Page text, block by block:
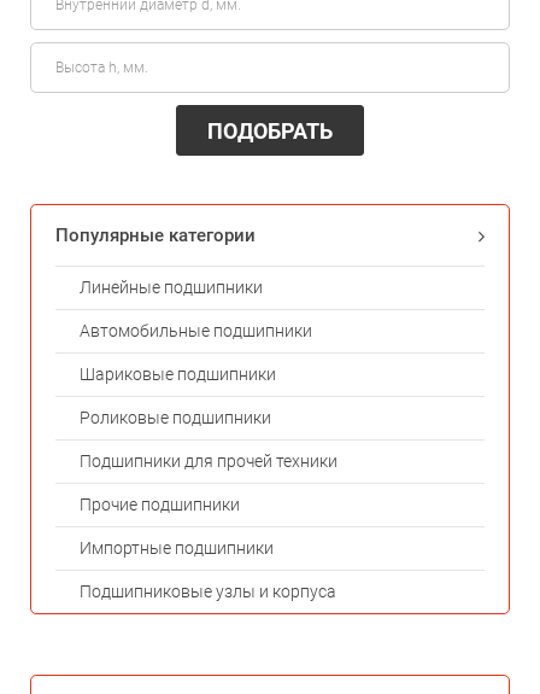
ПОДОБРАТЬ
Популярные категории
Линейные подшипники
Автомобильные подшипники
Шариковые подшипники
Роликовые подшипники
Подшипники для прочей техники
Прочие подшипники
Импортные подшипники
Подшипниковые узлы и корпуса